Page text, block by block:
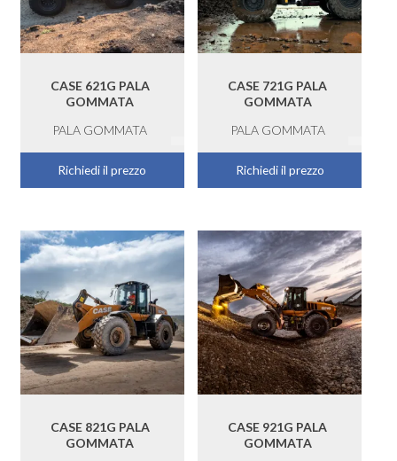
CASE 621G PALA
GOMMATA
PALA GOMMATA
Richiedi il prezzo
CASE 721G PALA
GOMMATA
PALA GOMMATA
Richiedi il prezzo
CASE 821G PALA
GOMMATA
CASE 921G PALA
GOMMATA